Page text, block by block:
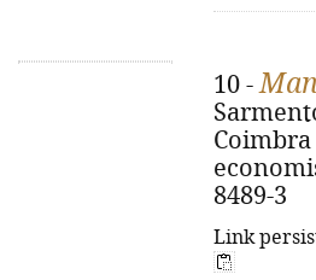
10 -
Coimbra
8489-3
Link